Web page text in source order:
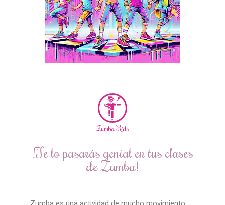
Zumba Kids​
!Te lo pasarás genial en tus clases
de Zumba!